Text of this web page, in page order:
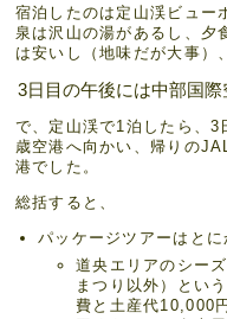
宿泊したのは定山渓ビュー
泉は沢山の湯があるし、夕
は安いし（地味だが大事）
3日目の午後には中部国際
で、定山渓で1泊したら、3
歳空港へ向かい、帰りの
港でした。
総括すると、
パッケージツアーはとに
道央エリアのシー
まつり以外）とい
費と土産代10,000